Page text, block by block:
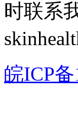
时联系
皖ICP